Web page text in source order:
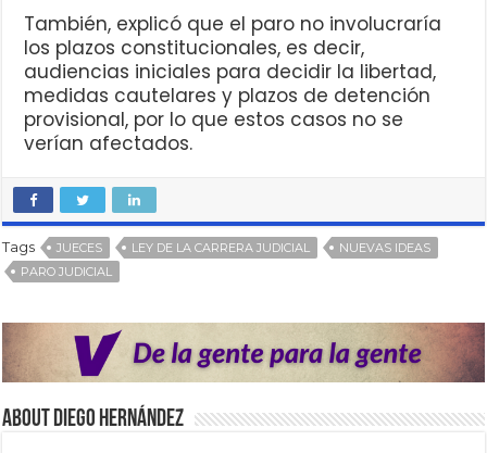
También, explicó que el paro no involucraría
los plazos constitucionales, es decir,
audiencias iniciales para decidir la libertad,
medidas cautelares y plazos de detención
provisional, por lo que estos casos no se
verían afectados.
Tags JUECES LEY DE LA CARRERA JUDICIAL
NUEVAS IDEAS
PARO JUDICIAL
About Diego Hernández